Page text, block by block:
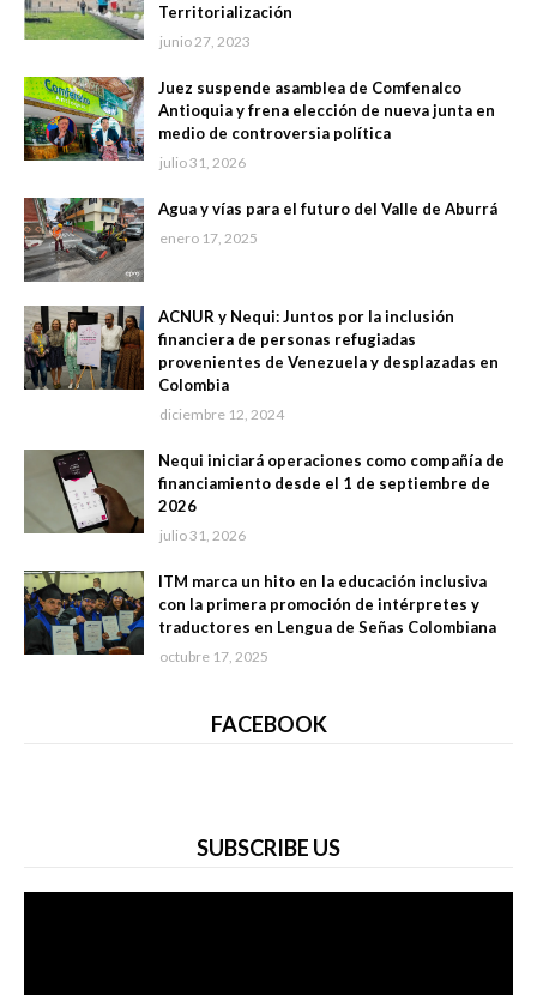
Territorialización
junio 27, 2023
Juez suspende asamblea de Comfenalco
Antioquia y frena elección de nueva junta en
medio de controversia política
julio 31, 2026
Agua y vías para el futuro del Valle de Aburrá
enero 17, 2025
ACNUR y Nequi: Juntos por la inclusión
financiera de personas refugiadas
provenientes de Venezuela y desplazadas en
Colombia
diciembre 12, 2024
Nequi iniciará operaciones como compañía de
financiamiento desde el 1 de septiembre de
2026
julio 31, 2026
ITM marca un hito en la educación inclusiva
con la primera promoción de intérpretes y
traductores en Lengua de Señas Colombiana
octubre 17, 2025
FACEBOOK
SUBSCRIBE US